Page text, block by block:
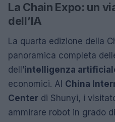
La Chain Expo: un
dell’IA
La quarta edizione della
panoramica completa
dell’intelligenza
economici. Al China
Center di Shunyi, i
ammirare robot in grado